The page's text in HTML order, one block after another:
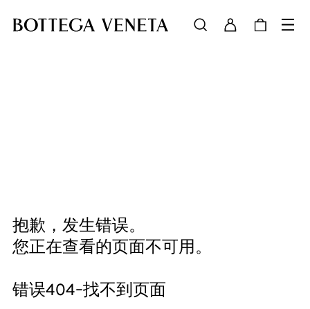
抱歉，发生错误。
您正在查看的页面不可用。
错误404-找不到页面